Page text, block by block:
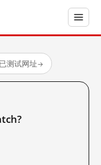
测试网址→